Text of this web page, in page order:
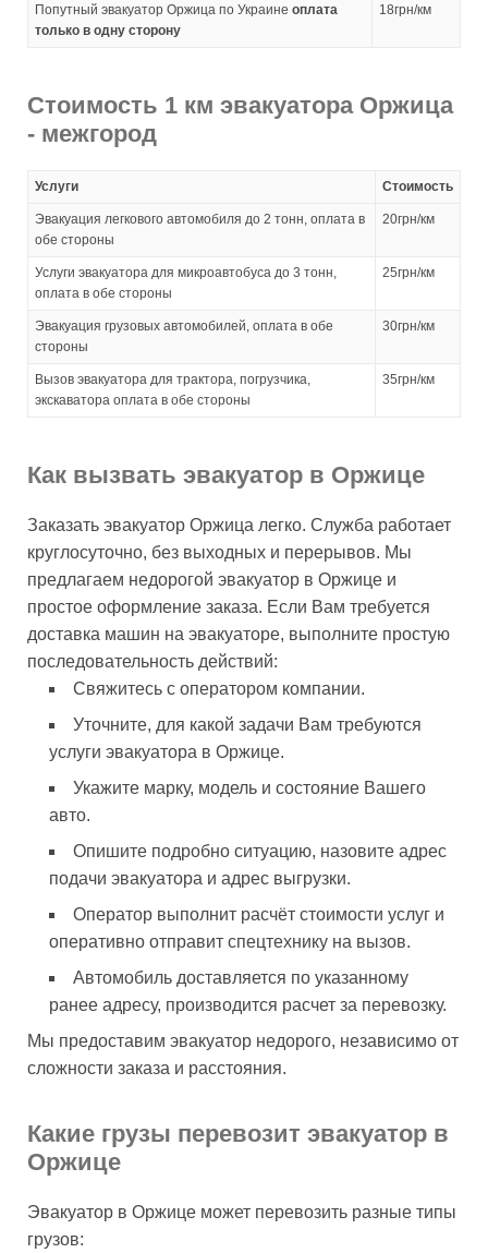
Попутный эвакуатор Оржица по Украине оплата
только в одну сторону
18грн/км
Стоимость 1 км эвакуатора Оржица
- межгород
Услуги Стоимость
Эвакуация легкового автомобиля до 2 тонн, оплата в
обе стороны
20грн/км
Услуги эвакуатора для микроавтобуса до 3 тонн,
оплата в обе стороны
25грн/км
Эвакуация грузовых автомобилей, оплата в обе
стороны
30грн/км
Вызов эвакуатора для трактора, погрузчика,
экскаватора оплата в обе стороны
35грн/км
Как вызвать эвакуатор в Оржице
Заказать эвакуатор Оржица легко. Служба работает
круглосуточно, без выходных и перерывов. Мы
предлагаем недорогой эвакуатор в Оржице и
простое оформление заказа. Если Вам требуется
доставка машин на эвакуаторе, выполните простую
последовательность действий:
Свяжитесь с оператором компании.
Уточните, для какой задачи Вам требуются
услуги эвакуатора в Оржице.
Укажите марку, модель и состояние Вашего
авто.
Опишите подробно ситуацию, назовите адрес
подачи эвакуатора и адрес выгрузки.
Оператор выполнит расчёт стоимости услуг и
оперативно отправит спецтехнику на вызов.
Автомобиль доставляется по указанному
ранее адресу, производится расчет за перевозку.
Мы предоставим эвакуатор недорого, независимо от
сложности заказа и расстояния.
Какие грузы перевозит эвакуатор в
Оржице
Эвакуатор в Оржице может перевозить разные типы
грузов: